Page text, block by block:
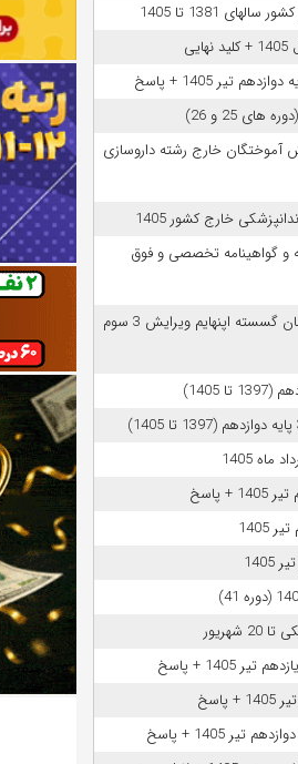
1381 تا 1405
تیر 1405 + پاسخ
آموختگان خارج رشته داروسازی
خارج کشور 1405
و گواهینامه تخصصی و فوق
کتاب و حل المسائل پردازش سیگنالهای زمان گسسته اپنهایم ویرایش 3 سوم
1405